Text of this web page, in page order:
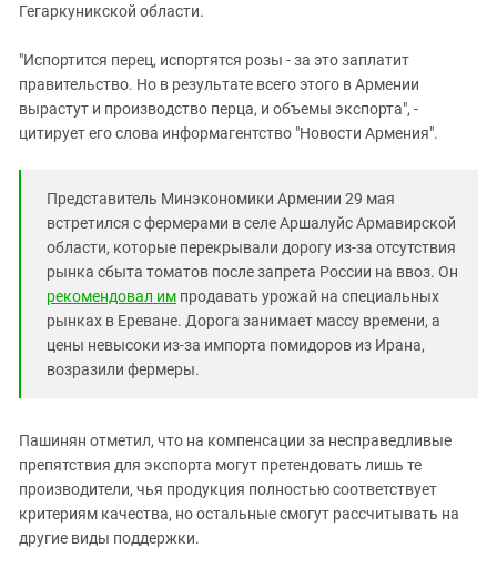
Гегаркуникской области.
"Испортится перец, испортятся розы - за это заплатит
правительство. Но в результате всего этого в Армении
вырастут и производство перца, и объемы экспорта", -
цитирует его слова информагентство "Новости Армения".
Представитель Минэкономики Армении 29 мая
встретился с фермерами в селе Аршалуйс Армавирской
области, которые перекрывали дорогу из-за отсутствия
рынка сбыта томатов после запрета России на ввоз. Он
рекомендовал им продавать урожай на специальных
рынках в Ереване. Дорога занимает массу времени, а
цены невысоки из-за импорта помидоров из Ирана,
возразили фермеры.
Пашинян отметил, что на компенсации за несправедливые
препятствия для экспорта могут претендовать лишь те
производители, чья продукция полностью соответствует
критериям качества, но остальные смогут рассчитывать на
другие виды поддержки.